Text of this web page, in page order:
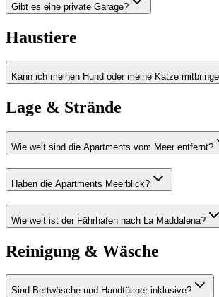
Gibt es eine private Garage?
Haustiere
Kann ich meinen Hund oder meine Katze
Lage & Strände
Wie weit sind die Apartments vom Meer entfernt?
Haben die Apartments Meerblick?
Wie weit ist der Fährhafen nach La Maddalena?
Reinigung & Wäsche
Sind Bettwäsche und Handtücher inklusive?